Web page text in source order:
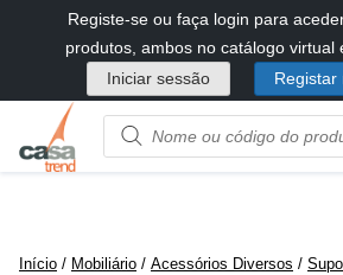
diretamente
conteúdo
Registe-se ou faça login para
produtos, ambos no catálogo virtual
Iniciar sessão
Registar
Product
name
Início / Mobiliário / Acessórios Diversos /